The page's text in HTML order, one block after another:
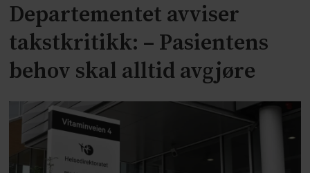
Departementet avviser
takstkritikk: – Pasientens
behov skal alltid avgjøre